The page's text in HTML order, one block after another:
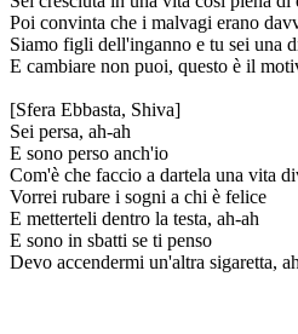
Poi convinta che i malvagi erano
Siamo figli dell'inganno e tu sei una
E cambiare non puoi, questo è il
[Sfera Ebbasta, Shiva]
Sei persa, ah-ah
E sono perso anch'io
Com'è che faccio a dartela una vita
Vorrei rubare i sogni a chi è felice
E metterteli dentro la testa, ah-ah
E sono in sbatti se ti penso
Devo accendermi un'altra sigaretta,